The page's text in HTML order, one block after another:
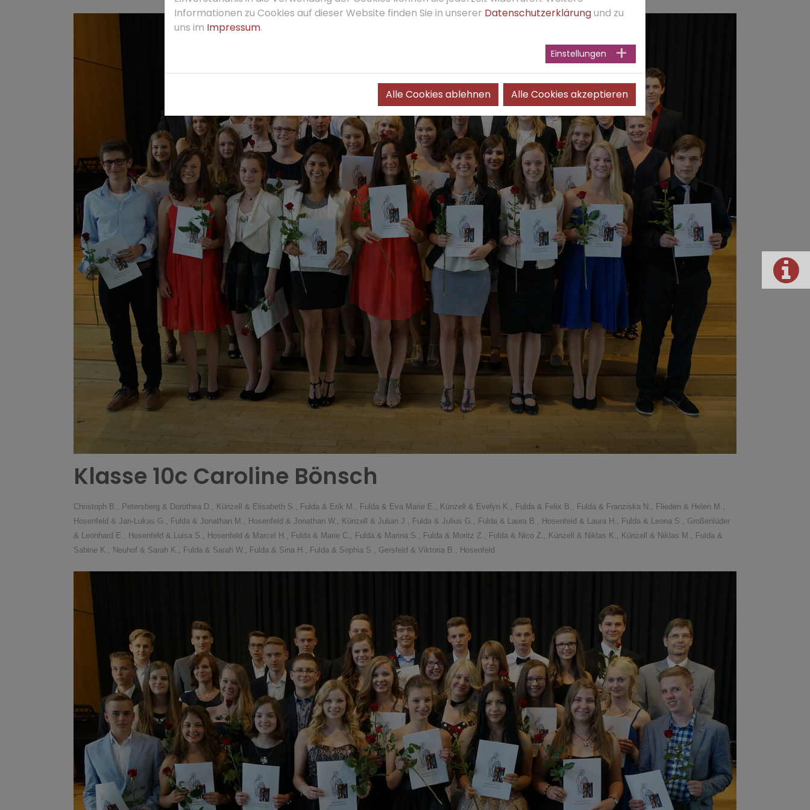
Klasse 10c Caroline Bönsch
Christoph B., Petersberg & Dorothea D., Künzell & Elisabeth S., Fulda & Erik M., Fulda & Eva Marie E., Künzell & Evelyn K., Fulda & Felix B., Fulda & Franziska N., Flieden & Helen M.,
Hosenfeld & Jan-Lukas G., Fulda & Jonathan M., Hosenfeld & Jonathan W., Künzell & Julian J., Fulda & Julius G., Fulda & Laura B., Hosenfeld & Laura H., Fulda & Leona S., Großenlüder
& Leonhard E., Hosenfeld & Luisa S., Hosenfeld & Marcel H., Fulda & Marie C., Fulda & Marina S., Fulda & Moritz Z., Fulda & Nico Z., Künzell & Niklas K., Künzell & Niklas M., Fulda &
Sabine K., Neuhof & Sarah K., Fulda & Sarah W., Fulda & Sina H., Fulda & Sophia S., Gersfeld & Viktoria B., Hosenfeld
Informationen zu Cookies auf dieser Website finden Sie in unserer Datenschutzerklärungund zu
uns im Impressum.
Einstellungen
Alle Cookies ablehnen Alle Cookies akzeptieren